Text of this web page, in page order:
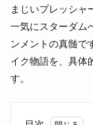
まじいプレッシャ
一気にスターダム
ンメントの真髄で
イク物語を、具体
す。